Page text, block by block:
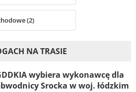
(2)
NA TRASIE
wybiera wykonawcę dla
Srocka w woj. łódzkim